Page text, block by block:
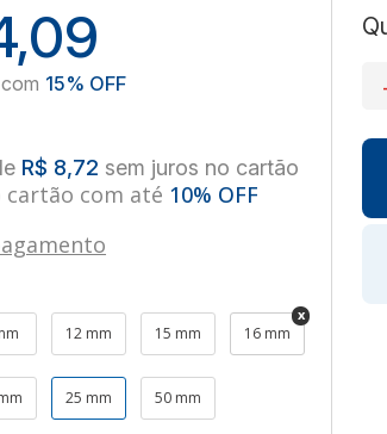
R$ 8,72 sem juros no cartão
cartão com até 10% OFF
12 mm 15 mm 16 mm
25 mm 50 mm